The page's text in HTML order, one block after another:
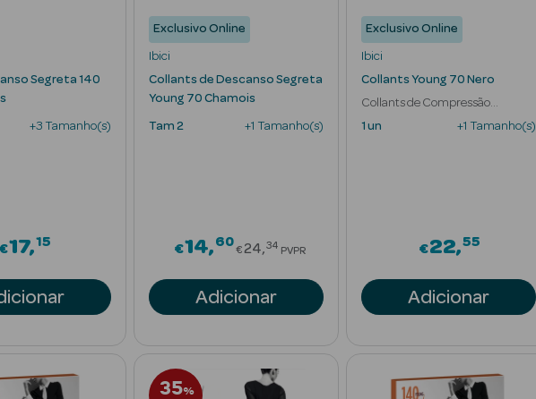
Segreta 140
+3 Tamanho(s)
17 15
Exclusivo Online
Ibici
Collants de Descanso Segreta
Young 70 Chamois
Tam 2 +1 Tamanho(s)
€14 60Price reduced from
€24 34 PVPR
Adicionar
Exclusivo Online
Ibici
Collants Young 70 Nero
Collants de Compressão
Invisíveis
1 un +1 Tamanho(s)
€22 55
Adicionar
35%